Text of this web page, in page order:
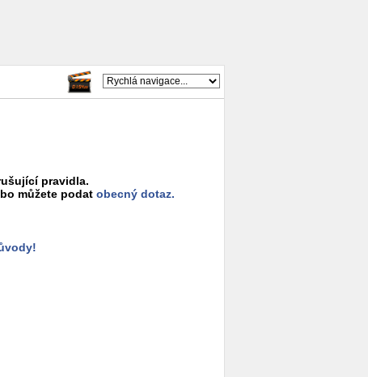
pravidla.
můžete podat obecný dotaz.